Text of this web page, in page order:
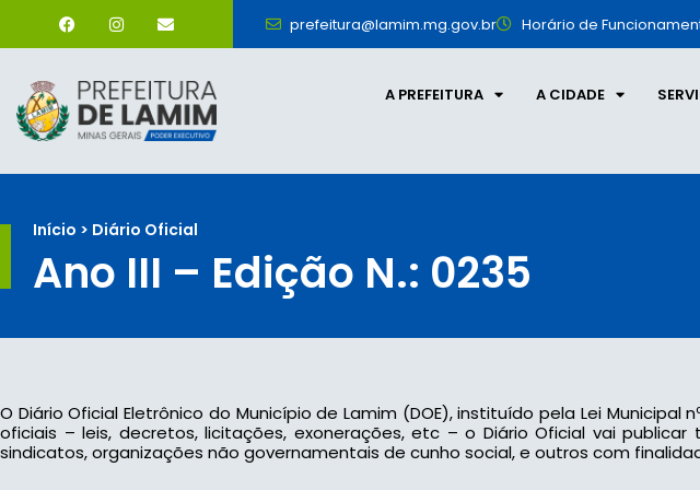
prefeitura@lamim.mg.gov.br Horário de
A PREFEITURA A CIDADE
Início > Diário Oficial
Ano III – Edição N.: 0235
O Diário Oficial Eletrônico do Município de Lamim (DOE), instituído pela Lei Municipal
oficiais – leis, decretos, licitações, exonerações, etc – o Diário Oficial vai
sindicatos, organizações não governamentais de cunho social, e outros com